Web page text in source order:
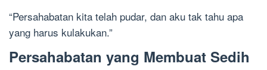
“Persahabatan kita telah pudar, dan aku tak tahu apa
yang harus kulakukan.”
Persahabatan yang Membuat Sedih